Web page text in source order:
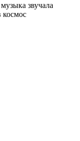
звучала
космос